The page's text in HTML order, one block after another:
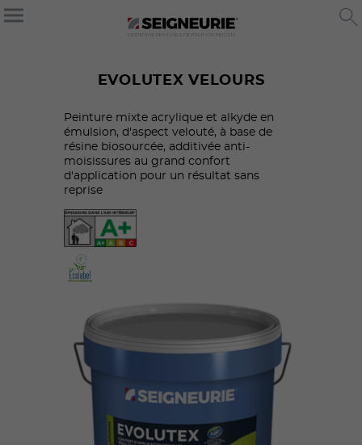
EVOLUTEX VELOURS
Peinture mixte acrylique et alkyde en
émulsion, d'aspect velouté, à base de
résine biosourcée, additivée anti-
moisissures au grand confort
d'application pour un résultat sans
reprise